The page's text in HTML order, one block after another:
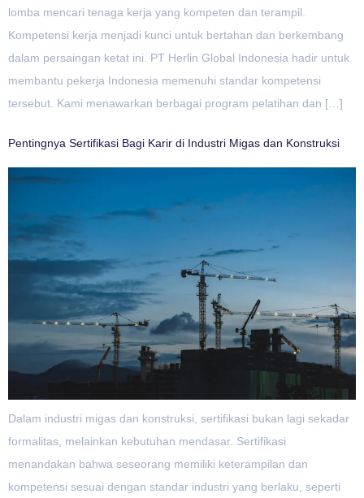
lomba mencari tenaga kerja yang kompeten dan terampil.
Kompetensi kerja menjadi kunci untuk bertahan dan berkembang
dalam persaingan ketat ini. PT Herlin Global Indonesia hadir untuk
membantu pekerja Indonesia memenuhi standar kompetensi
tersebut. Kami menawarkan berbagai program pelatihan dan […]
Pentingnya Sertifikasi Bagi Karir di Industri Migas dan Konstruksi
Dalam industri migas dan konstruksi, sertifikasi bukan lagi sekadar
formalitas, melainkan kebutuhan mendasar. Sertifikasi
menandakan bahwa seseorang memiliki keterampilan dan
kompetensi sesuai dengan standar industri yang berlaku, seperti